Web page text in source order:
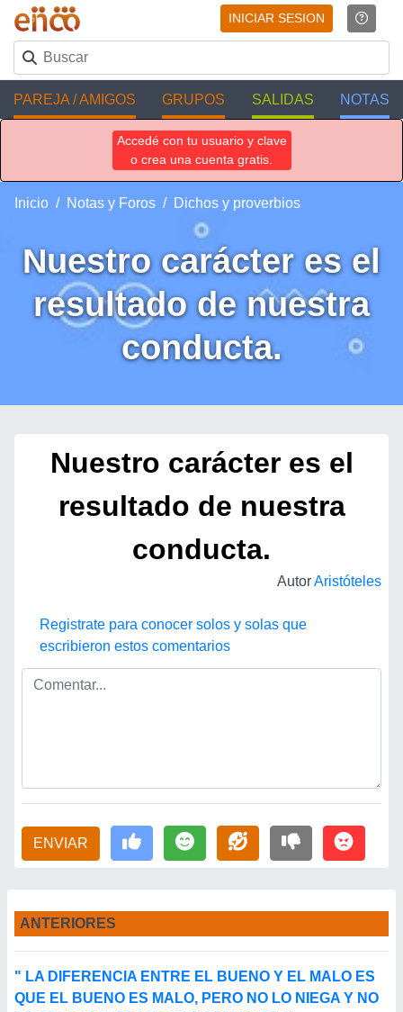
INICIAR SESION
PAREJA / AMIGOS GRUPOS SALIDAS NOTAS
Accedé con tu usuario y clave
o crea una cuenta gratis.
Inicio Notas y Foros Dichos y proverbios
Nuestro carácter es el
resultado de nuestra
conducta.
Nuestro carácter es el
resultado de nuestra
conducta.
AutorAristóteles
Registrate para conocer solos y solas que
escribieron estos comentarios
ENVIAR
ANTERIORES
" LA DIFERENCIA ENTRE EL BUENO Y EL MALO ES
QUE EL BUENO ES MALO, PERO NO LO NIEGA Y NO